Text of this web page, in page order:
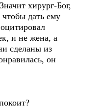
хирург-Бог,
чтобы дать ему
и не жена, а
сделаны из
он